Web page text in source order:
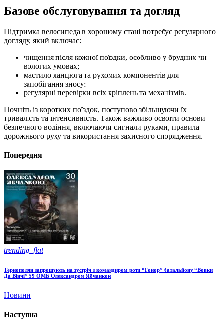
Базове обслуговування та догляд
Підтримка велосипеда в хорошому стані потребує регулярного
догляду, який включає:
чищення після кожної поїздки, особливо у брудних чи
вологих умовах;
мастило ланцюга та рухомих компонентів для
запобігання зносу;
регулярні перевірки всіх кріплень та механізмів.
Почніть із коротких поїздок, поступово збільшуючи їх
тривалість та інтенсивність. Також важливо освоїти основи
безпечного водіння, включаючи сигнали руками, правила
дорожнього руху та використання захисного спорядження.
Попередня
trending_flat
Тернополян запрошують на зустріч з командиром роти “Гонор” батальйону “Вовки
Да Вінчі” 59 ОМБ Олександром Ябчанкою
Новини
Наступна